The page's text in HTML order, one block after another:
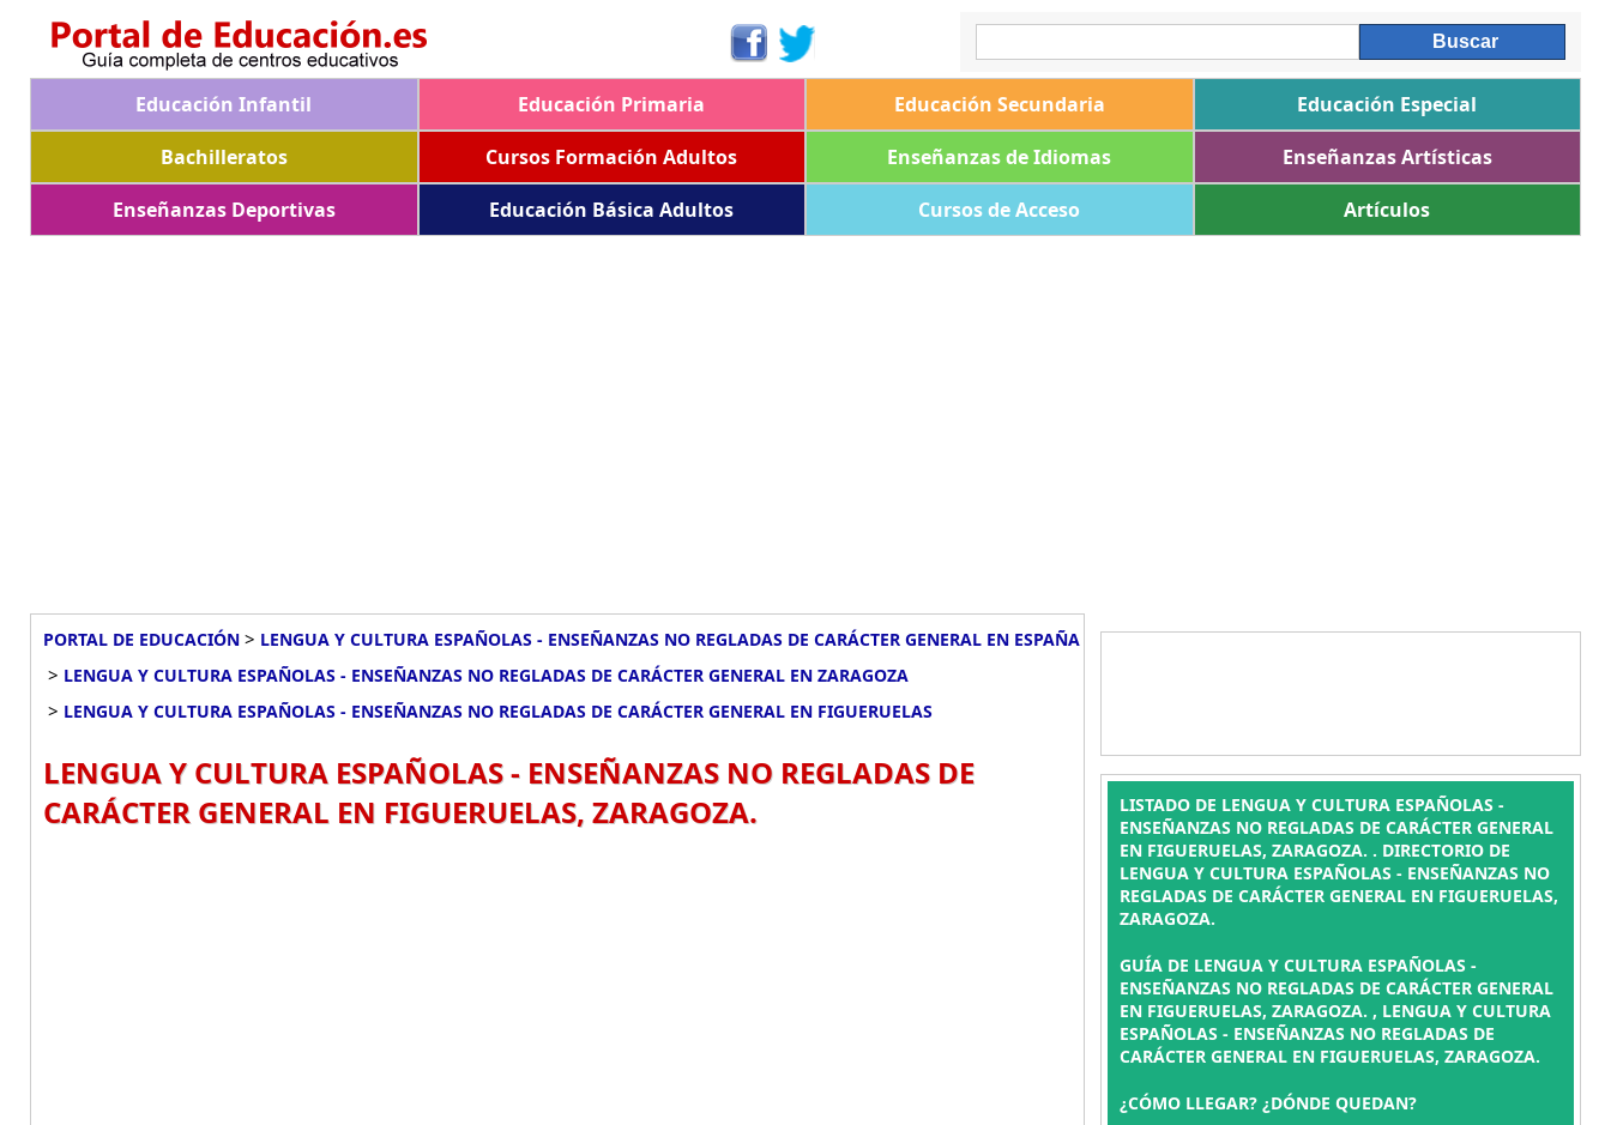
Educación Infantil Educación Primaria Educación Secundaria
Educación Especial
Bachilleratos
Cursos Formación Adultos Enseñanzas de Idiomas
Enseñanzas Artísticas
Enseñanzas Deportivas
Educación Básica Adultos Cursos de Acceso Artículos
PORTAL DE EDUCACIÓN > LENGUA Y CULTURA ESPAÑOLAS - ENSEÑANZAS NO REGLADAS DE CARÁCTER GENERAL EN ESPAÑA
> LENGUA Y CULTURA ESPAÑOLAS - ENSEÑANZAS NO REGLADAS DE CARÁCTER GENERAL EN ZARAGOZA
> LENGUA Y CULTURA ESPAÑOLAS - ENSEÑANZAS NO REGLADAS DE CARÁCTER GENERAL EN FIGUERUELAS
LENGUA Y CULTURA ESPAÑOLAS - ENSEÑANZAS NO REGLADAS DE
CARÁCTER GENERAL EN FIGUERUELAS, ZARAGOZA.
LISTADO DE LENGUA Y CULTURA ESPAÑOLAS -
ENSEÑANZAS NO REGLADAS DE CARÁCTER GENERAL
EN FIGUERUELAS, ZARAGOZA. . DIRECTORIO DE
LENGUA Y CULTURA ESPAÑOLAS - ENSEÑANZAS NO
REGLADAS DE CARÁCTER GENERAL EN FIGUERUELAS,
ZARAGOZA.
GUÍA DE LENGUA Y CULTURA ESPAÑOLAS -
ENSEÑANZAS NO REGLADAS DE CARÁCTER GENERAL
EN FIGUERUELAS, ZARAGOZA. , LENGUA Y CULTURA
ESPAÑOLAS - ENSEÑANZAS NO REGLADAS DE
CARÁCTER GENERAL EN FIGUERUELAS, ZARAGOZA.
¿CÓMO LLEGAR? ¿DÓNDE QUEDAN?